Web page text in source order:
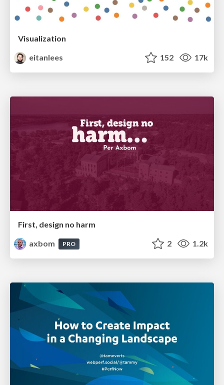
Visualization
eitanlees
152 17k
First, design no harm
axbom
PRO 2 1.2k